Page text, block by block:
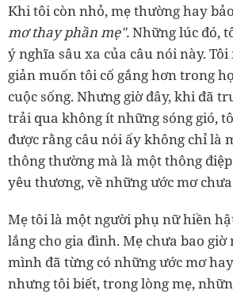
Khi tôi còn nhỏ, mẹ thường hay
mơ thay phần mẹ".Những lúc đó,
ý nghĩa sâu xa của câu nói này.
giản muốn tôi cố gắng hơn trong
cuộc sống. Nhưng giờ đây, khi đã
trải qua không ít những sóng gió,
được rằng câu nói ấy không chỉ là
thông thường mà là một thông
yêu thương, về những ước mơ
Mẹ tôi là một người phụ nữ hiền
lắng cho gia đình. Mẹ chưa bao
mình đã từng có những ước mơ
nhưng tôi biết, trong lòng mẹ,